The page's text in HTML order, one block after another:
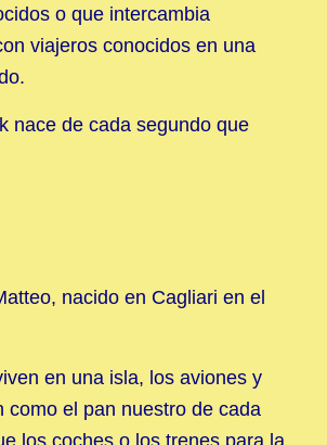
o que intercambia
viajeros conocidos en una
nace de cada segundo que
nacido en Cagliari en el
en una isla, los aviones y
como el pan nuestro de cada
los coches o los trenes para la